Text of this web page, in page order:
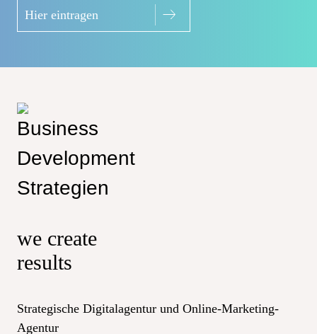
Hier eintragen
we create
results
Strategische Digitalagentur und Online-Marketing-
Agentur